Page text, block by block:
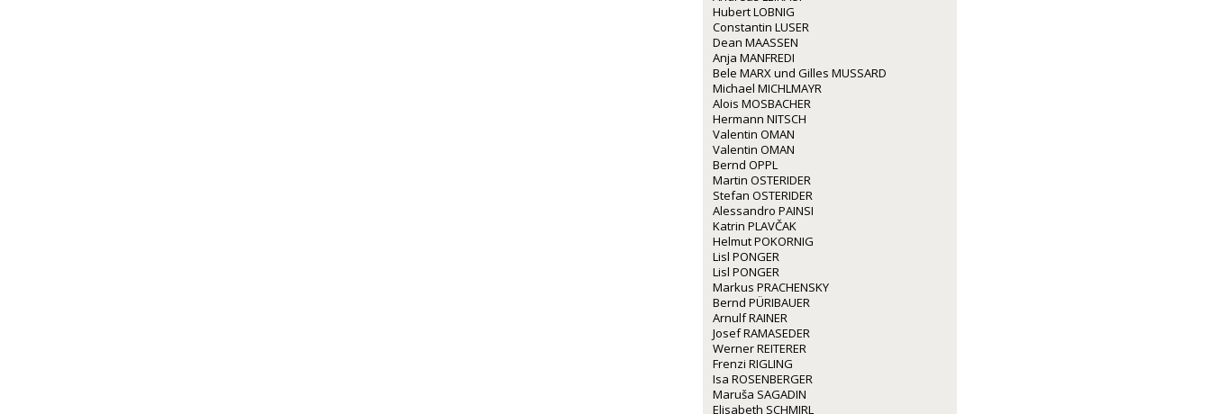
Hubert LOBNIG
Constantin LUSER
Dean MAASSEN
Anja MANFREDI
Bele MARX und Gilles MUSSARD
Michael MICHLMAYR
Alois MOSBACHER
Hermann NITSCH
Valentin OMAN
Valentin OMAN
Bernd OPPL
Martin OSTERIDER
Stefan OSTERIDER
Alessandro PAINSI
Katrin PLAVČAK
Helmut POKORNIG
Lisl PONGER
Lisl PONGER
Markus PRACHENSKY
Bernd PÜRIBAUER
Arnulf RAINER
Josef RAMASEDER
Werner REITERER
Frenzi RIGLING
Isa ROSENBERGER
Maruša SAGADIN
Elisabeth SCHMIRL